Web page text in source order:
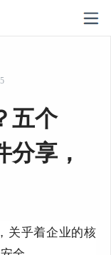
五个
享，
关乎着企业的核